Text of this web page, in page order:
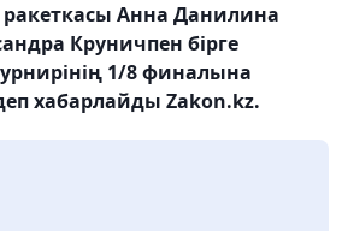
ракеткасы Анна Данилина
Круничпен бірге
1/8 финалына
хабарлайды Zakon.kz.